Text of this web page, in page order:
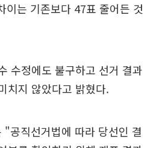
이는 기존보다 47표 줄어든 것
수정에도 불구하고 선거 결과
치지 않았다고 밝혔다.
"공직선거법에 따라 당선인 결